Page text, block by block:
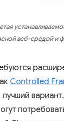
веб-средой и
Controlled